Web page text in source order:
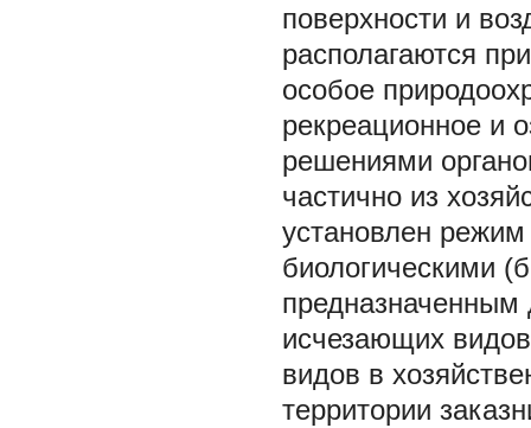
поверхности и
располагаются
особое
рекреационное и
решениями
частично из
установлен
биологическими
предназначенным
исчезающих
видов в
территории